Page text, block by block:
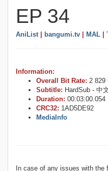
EP 34
AniList| bangumi.tv MAL
Information:
Overall Bit Rate: 2 829
Subtitle: HardSub - 中
Duration: 00:03:00.054
CRC32: 1AD5DE92
MediaInfo
In case of any issues with